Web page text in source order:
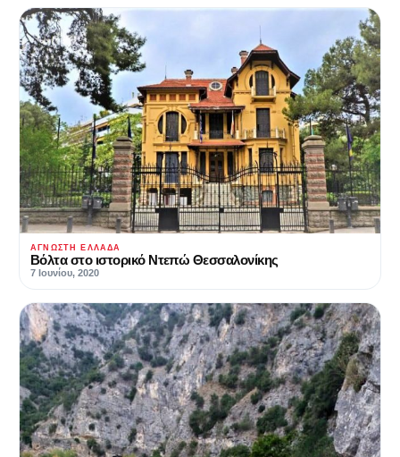
ΆΓΝΩΣΤΗ ΕΛΛΆΔΑ
Βόλτα στο ιστορικό Ντεπώ Θεσσαλονίκης
7 Ιουνίου, 2020